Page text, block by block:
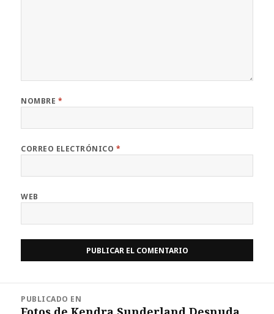
NOMBRE *
CORREO ELECTRÓNICO *
WEB
PUBLICADO EN